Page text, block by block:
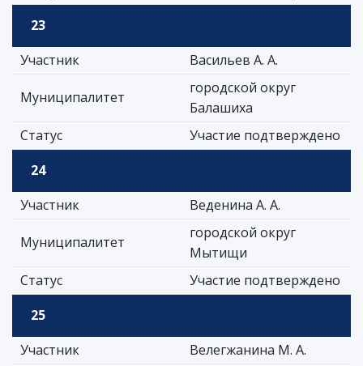
23
Участник
Васильев А. А.
Муниципалитет
городской округ
Балашиха
Статус
Участие подтверждено
24
Участник
Веденина А. А.
Муниципалитет
городской округ
Мытищи
Статус
Участие подтверждено
25
Участник
Велегжанина М. А.